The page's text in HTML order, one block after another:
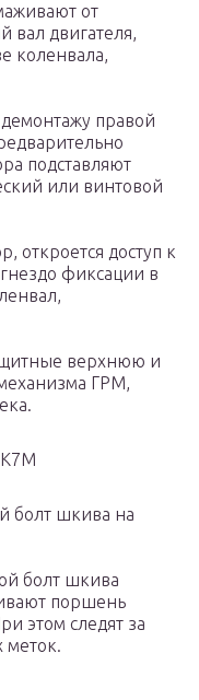
от
вал двигателя,
коленвала,
правой
подставляют
или винтовой
откроется доступ к
фиксации в
верхнюю и
ГРМ,
К7М
болт шкива на
болт шкива
поршень
этом следят за
меток.